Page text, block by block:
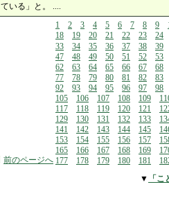
ている」と。 ....
前のページへ
1 2 3 4 5 6 7 8 9
18
19 20 21 22 23
24
33
34 35 36 37 38
39
47
48 49 50 51 52
53
62
63 64 65 66 67
68
77
78 79 80 81 82
83
92
93 94 95 96 97
98
105
106 107 108 109
117
118 119 120 121
129
130 131 132 133
141
142 143 144 145
153
154 155 156 157
165
166 167 168 169
177
178 179 180 181
▼
「